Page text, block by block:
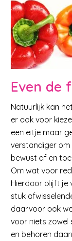
Even de
Natuurlijk kan
er ook voor
een eitje maar
verstandiger
bewust af en
Om wat voor
Hierdoor blijft je
stuk
daarvoor ook
voor niets zowel
en behoren